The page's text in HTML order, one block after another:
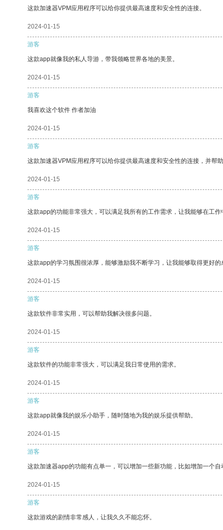
这款加速器VPM应用程序可以给你提供最高速度和安全性的连接。
2024-01-15
游客
这款app就像我的私人导游，带我领略世界各地的美景。
2024-01-15
游客
我喜欢这个软件 作者加油
2024-01-15
游客
这款加速器VPM应用程序可以给你提供最高速度和安全性的连接，并帮
2024-01-15
游客
这款app的功能非常强大，可以满足我所有的工作需求，让我能够在工作
2024-01-15
游客
这款app的学习氛围很浓厚，能够激励我不断学习，让我能够取得更好的
2024-01-15
游客
这款软件非常实用，可以帮助我解决很多问题。
2024-01-15
游客
这款软件的功能非常强大，可以满足我日常使用的需求。
2024-01-15
游客
这款app就像我的娱乐小助手，随时随地为我的娱乐提供帮助。
2024-01-15
游客
这款加速器app的功能有点单一，可以增加一些新功能，比如增加一个自
2024-01-15
游客
这款游戏的剧情非常感人，让我久久不能忘怀。